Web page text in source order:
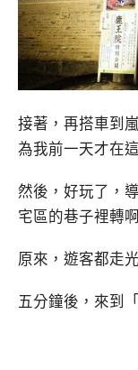
接著，再搭車到
為我前一天才在
然後，好玩了，
宅區的巷子裡轉
原來，遊客都走
五分鐘後，來到